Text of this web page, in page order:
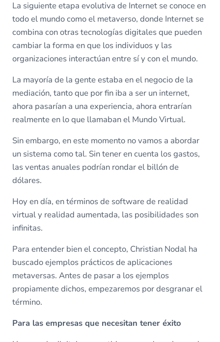
La siguiente etapa evolutiva de Internet se conoce en
todo el mundo como el metaverso, donde Internet se
combina con otras tecnologías digitales que pueden
cambiar la forma en que los individuos y las
organizaciones interactúan entre sí y con el mundo.
La mayoría de la gente estaba en el negocio de la
mediación, tanto que por fin iba a ser un internet,
ahora pasarían a una experiencia, ahora entrarían
realmente en lo que llamaban el Mundo Virtual.
Sin embargo, en este momento no vamos a abordar
un sistema como tal. Sin tener en cuenta los gastos,
las ventas anuales podrían rondar el billón de
dólares.
Hoy en día, en términos de software de realidad
virtual y realidad aumentada, las posibilidades son
infinitas.
Para entender bien el concepto, Christian Nodal ha
buscado ejemplos prácticos de aplicaciones
metaversas. Antes de pasar a los ejemplos
propiamente dichos, empezaremos por desgranar el
término.
Para las empresas que necesitan tener éxito